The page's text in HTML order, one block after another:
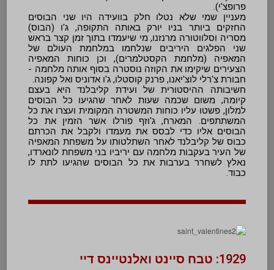
פרופצ'י).
מעניין שמי שלא נטלו חלק בוועידה היו שני הבוסים
החזקים ביותר בניו יורק באותה התקופה, ג'ו (הבוס)
מסריה וסלווטורה מרנזנו, מי שיעמדו בתוך זמן קצר בראש
שני הפלגים היריבים שנלחמו במלחמת העולם של
המאפיה (מלחמת הקסטלמרים), וכן כוחות המאפיה
הצעירים שיקימו את הקוזה נוסטרה בסוף אותה מלחמה -
חבורת צ'רלי לוצ'יאנו, פרנק קוסטלו, ג'ו אדוניס ואל קפונה.
חשיבותה ההיסטורית של ועידת קליבלנד היא בעצם
קיומה, משום שכמה שעות לאחר שהגיעו כל הבוסים
למלון, פשטו עליו כוחות המשטרה המקומית ועצרו את כל
המשתתפים. המארח, ג'וזף פורלו אשר הזמין את כל
הבוסים אליו כדי לבסס את מעמדו ולקבל את הכרתם
כבוס של קליבלנד לאחר השתלטותו על משפחת המאפיה
של העיר בעקבות מלחמה עם יריביו בני משפחת לונארדו,
נאלץ לשחרר בערבות את כל הבוסים שהגיעו לתת לו
כבוד.
1929: טבח סיינט ואלנטיינס דיי